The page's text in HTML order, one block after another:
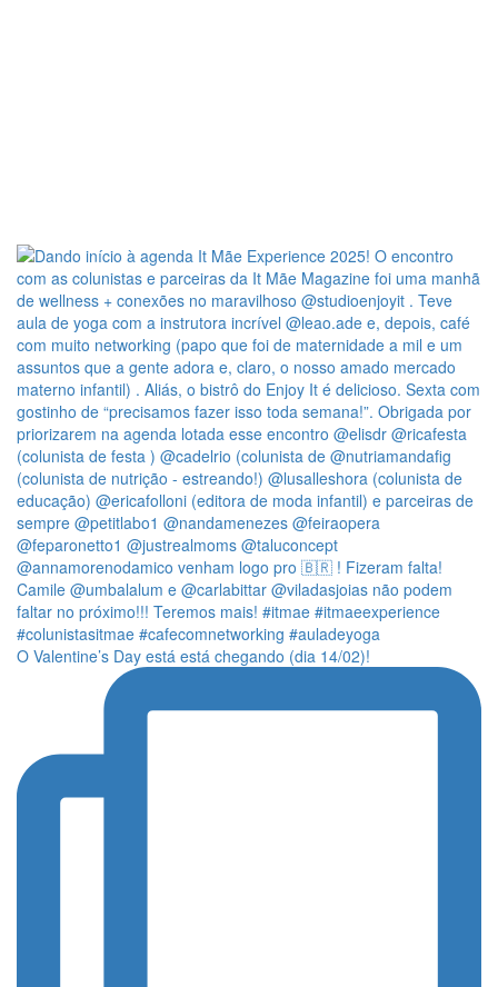
O Valentine’s Day está está chegando (dia 14/02)!